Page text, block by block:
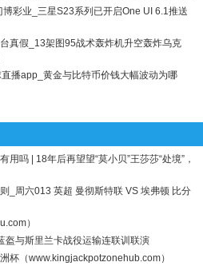
彩业_三星S23系列已开启One UI 6.1推送
真假_13架图95战术轰炸机升空轰炸乌克
播app_黄金与比特币价钱大幅波动为哪
吗 | 18年后再望望“莫小贝”王莎莎“处境”，
_周六013 英超 曼彻斯特联 VS 埃弗顿 比分
）
盔与斯里兰卡战役运输连联训联演
杯（www.kingjackpotzonehub.com）